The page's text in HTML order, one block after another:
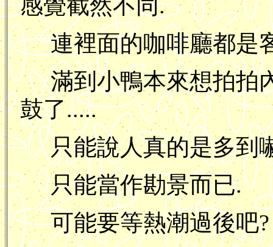
感覺截然不同.
連裡面的咖啡廳都是
滿到小鴨本來想拍拍
鼓了.....
只能說人真的是多到
只能當作勘景而已.
可能要等熱潮過後吧?